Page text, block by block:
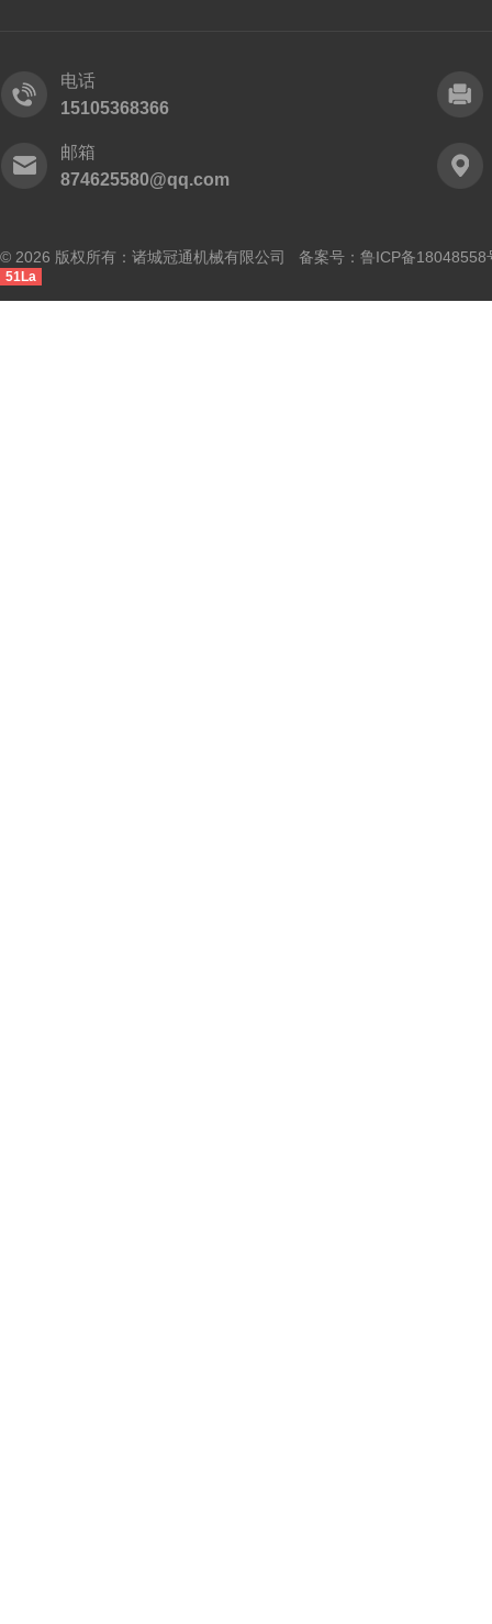
电话
15105368366
邮箱
874625580@qq.com
© 2026 版权所有：诸城冠通机械有限公司 备案号： 鲁ICP备18048558
51La